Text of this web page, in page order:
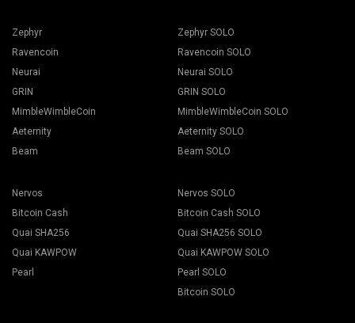
Zephyr
Ravencoin
Neurai
GRIN
MimbleWimbleCoin
Aeternity
Beam
Zephyr SOLO
Ravencoin SOLO
Neurai SOLO
GRIN SOLO
MimbleWimbleCoin SOLO
Aeternity SOLO
Beam SOLO
Nervos
Bitcoin Cash
Quai SHA256
Quai KAWPOW
Pearl
Nervos SOLO
Bitcoin Cash SOLO
Quai SHA256 SOLO
Quai KAWPOW SOLO
Pearl SOLO
Bitcoin SOLO